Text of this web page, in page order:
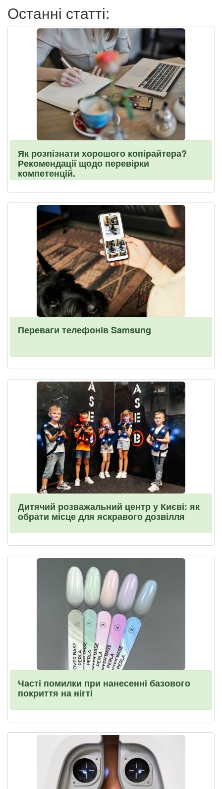
Останні статті:
Як розпізнати хорошого копірайтера?
Рекомендації щодо перевірки
компетенцій.
Переваги телефонів Samsung
Дитячий розважальний центр у Києві: як
обрати місце для яскравого дозвілля
Часті помилки при нанесенні базового
покриття на нігті